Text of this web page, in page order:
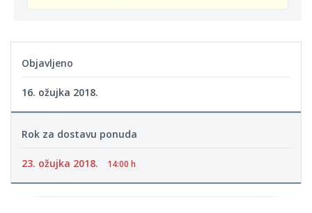
Objavljeno
16. ožujka 2018.
Rok za dostavu ponuda
23. ožujka 2018. 14:00 h